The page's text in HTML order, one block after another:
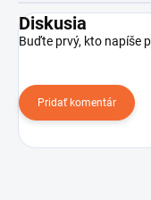
Diskusia
Buďte prvý, kto napíše
Pridať komentár